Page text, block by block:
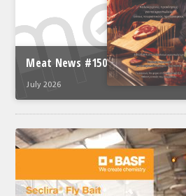
Meat News #150
July 2026